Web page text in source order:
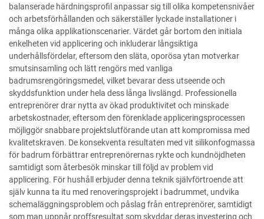
balanserade härdningsprofil anpassar sig till olika kompetensnivåer
och arbetsförhållanden och säkerställer lyckade installationer i
många olika applikationscenarier. Värdet går bortom den initiala
enkelheten vid applicering och inkluderar långsiktiga
underhållsfördelar, eftersom den släta, oporösa ytan motverkar
smutsinsamling och lätt rengörs med vanliga
badrumsrengöringsmedel, vilket bevarar dess utseende och
skyddsfunktion under hela dess långa livslängd. Professionella
entreprenörer drar nytta av ökad produktivitet och minskade
arbetskostnader, eftersom den förenklade appliceringsprocessen
möjliggör snabbare projektslutförande utan att kompromissa med
kvalitetskraven. De konsekventa resultaten med vit silikonfogmassa
för badrum förbättrar entreprenörernas rykte och kundnöjdheten
samtidigt som återbesök minskar till följd av problem vid
applicering. För hushåll erbjuder denna teknik självförtroende att
själv kunna ta itu med renoveringsprojekt i badrummet, undvika
schemaläggningsproblem och påslag från entreprenörer, samtidigt
som man uppnår proffsresultat som skyddar deras investering och